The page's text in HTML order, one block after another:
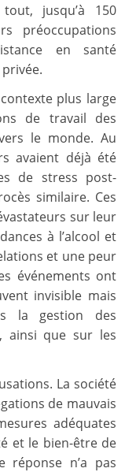
jusqu’à 150
préoccupations
en santé
plus large
de travail des
le monde. Au
avaient déjà été
de stress post-
similaire. Ces
sur leur
à l’alcool et
et une peur
événements ont
invisible mais
la gestion des
ainsi que sur les
La société
de mauvais
adéquates
et le bien-être de
réponse n’a pas